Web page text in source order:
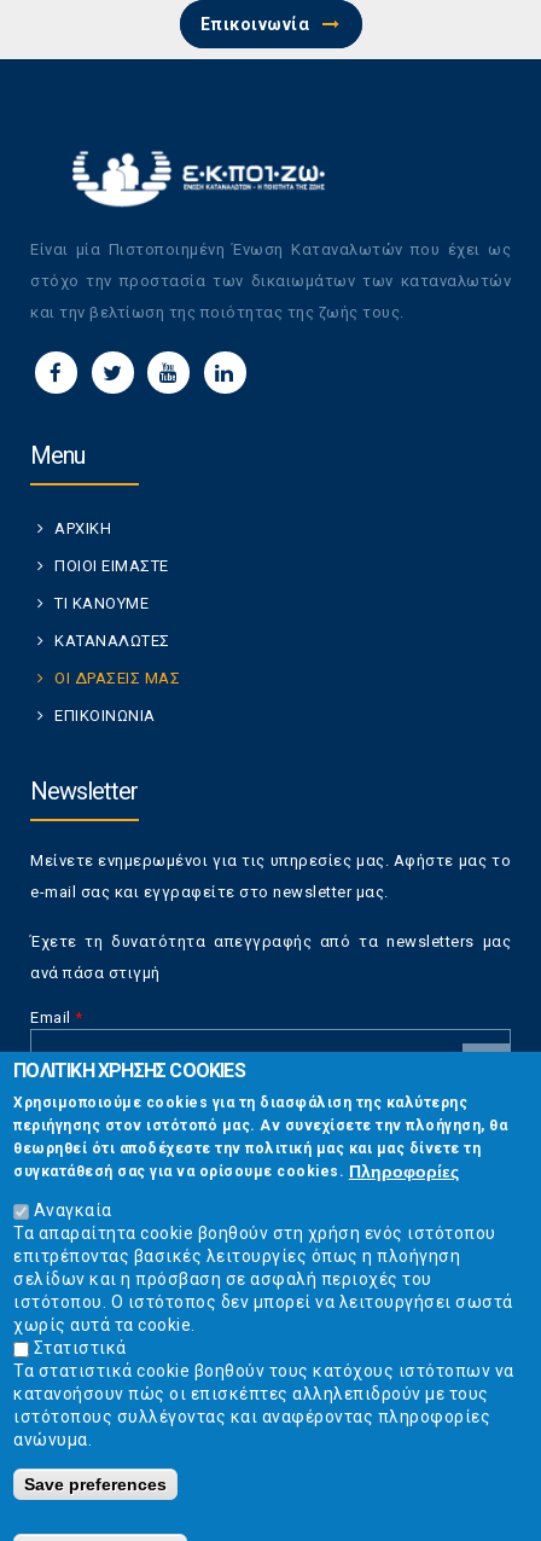
Επικοινωνία
Είναι μία Πιστοποιημένη Ένωση Καταναλωτών που έχει ως
στόχο την προστασία των δικαιωμάτων των καταναλωτών
και την βελτίωση της ποιότητας της ζωής τους.
Menu
ΑΡΧΙΚΗ
ΠΟΙΟΙ ΕΙΜΑΣΤΕ
ΤΙ ΚΑΝΟΥΜΕ
ΚΑΤΑΝΑΛΩΤΕΣ
ΟΙ ΔΡΑΣΕΙΣ ΜΑΣ
ΕΠΙΚΟΙΝΩΝΙΑ
Newsletter
Μείνετε ενημερωμένοι για τις υπηρεσίες μας. Αφήστε μας το
e-mail σας και εγγραφείτε στο newsletter μας.
Έχετε τη δυνατότητα απεγγραφής από τα newsletters μας
ανά πάσα στιγμή
Email *
CAPTCHA
This
question is
for testing
whether or
not you are a
human visitor
and to
prevent
automated
spam
submissions.
5+2
Επικοινωνία
Στουρνάρη 17, Αθήνα 10683
2103304444
info@ekpizo.gr
www.ekpizo.gr
Δευ - Πεμ:10:00 πμ - 2:00 μμ
Σάβ - Κυρ: Κλειστά
ΠΟΛΙΤΙΚΗ ΧΡΗΣΗΣ COOKIES
Χρησιμοποιούμε cookies για τη διασφάλιση της καλύτερης
περιήγησης στον ιστότοπό μας. Αν συνεχίσετε την πλοήγηση, θα
θεωρηθεί ότι αποδέχεστε την πολιτική μας και μας δίνετε τη
συγκατάθεσή σας για να ορίσουμε cookies. Πληροφορίες
Αναγκαία
Τα απαραίτητα cookie βοηθούν στη χρήση ενός ιστότοπου
επιτρέποντας βασικές λειτουργίες όπως η πλοήγηση
σελίδων και η πρόσβαση σε ασφαλή περιοχές του
ιστότοπου. Ο ιστότοπος δεν μπορεί να λειτουργήσει σωστά
χωρίς αυτά τα cookie.
Στατιστικά
Τα στατιστικά cookie βοηθούν τους κατόχους ιστότοπων να
κατανοήσουν πώς οι επισκέπτες αλληλεπιδρούν με τους
ιστότοπους συλλέγοντας και αναφέροντας πληροφορίες
ανώνυμα.
Save preferences